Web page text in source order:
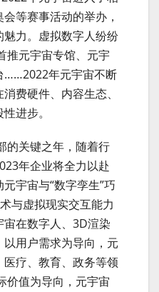
等赛事活动的举办，
力。虚拟数字人纷纷
推元宇宙专馆、元宇
……2022年元宇宙不断
费硬件、内容生态、
进步。
的关键之年，随着行
年企业将全力以赴
宇宙与“数字孪生”巧
与虚拟现实交互能力
在数字人、3D渲染
用户需求为导向，元
疗、教育、政务等领
价值为导向，元宇宙